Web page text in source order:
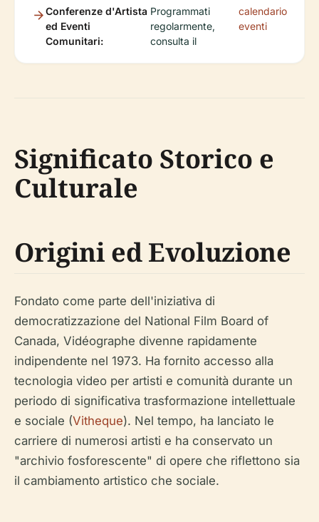
Conferenze d'Artista
ed Eventi
Comunitari:
Programmati
regolarmente,
consulta il
calendario
eventi
Significato Storico e
Culturale
Origini ed Evoluzione
Fondato come parte dell'iniziativa di
democratizzazione del National Film Board of
Canada, Vidéographe divenne rapidamente
indipendente nel 1973. Ha fornito accesso alla
tecnologia video per artisti e comunità durante un
periodo di significativa trasformazione intellettuale
e sociale (Vitheque). Nel tempo, ha lanciato le
carriere di numerosi artisti e ha conservato un
"archivio fosforescente" di opere che riflettono sia
il cambiamento artistico che sociale.